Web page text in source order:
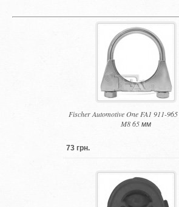
Fischer Automotive One FA1 911-
M8 65 мм
73 грн.